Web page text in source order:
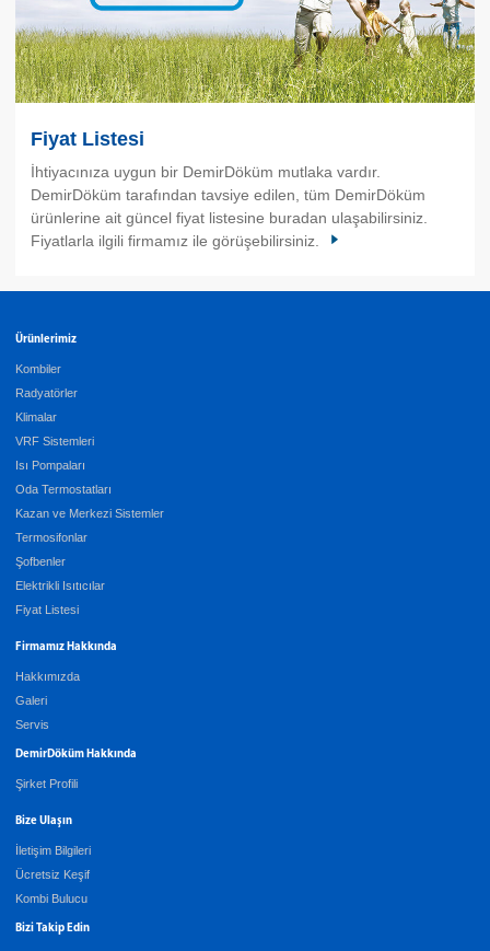
Fiyat Listesi
İhtiyacınıza uygun bir DemirDöküm mutlaka vardır.
DemirDöküm tarafından tavsiye edilen, tüm DemirDöküm
ürünlerine ait güncel fiyat listesine buradan ulaşabilirsiniz.
Fiyatlarla ilgili firmamız ile görüşebilirsiniz.
Ürünlerimiz
Kombiler
Radyatörler
Klimalar
VRF Sistemleri
Isı Pompaları
Oda Termostatları
Kazan ve Merkezi Sistemler
Termosifonlar
Şofbenler
Elektrikli Isıtıcılar
Fiyat Listesi
Firmamız Hakkında
Hakkımızda
Galeri
Servis
DemirDöküm Hakkında
Şirket Profili
Bize Ulaşın
İletişim Bilgileri
Ücretsiz Keşif
Kombi Bulucu
Bizi Takip Edin